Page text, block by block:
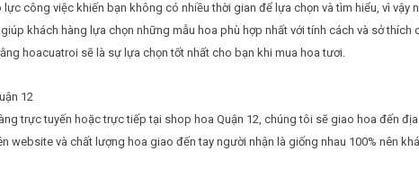
lực công việc khiến bạn không có nhiều thời gian để lựa chọn và tìm hiểu, vì vậy
khách hàng lựa chọn những mẫu hoa phù hợp nhất với tính cách và sở thích
hoacuatroi sẽ là sự lựa chọn tốt nhất cho bạn khi mua hoa tươi.
12
trực tuyến hoặc trực tiếp tại shop hoa Quận 12, chúng tôi sẽ giao hoa đến
website và chất lượng hoa giao đến tay người nhận là giống nhau 100% nên